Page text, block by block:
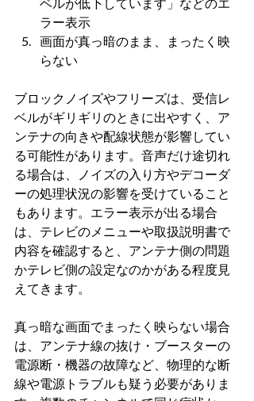
ラー表示
画面が真っ暗のまま、まったく映
らない
ブロックノイズやフリーズは、受信レ
ベルがギリギリのときに出やすく、ア
ンテナの向きや配線状態が影響してい
る可能性があります。音声だけ途切れ
る場合は、ノイズの入り方やデコーダ
ーの処理状況の影響を受けていること
もあります。エラー表示が出る場合
は、テレビのメニューや取扱説明書で
内容を確認すると、アンテナ側の問題
かテレビ側の設定なのかがある程度見
えてきます。
真っ暗な画面でまったく映らない場合
は、アンテナ線の抜け・ブースターの
電源断・機器の故障など、物理的な断
線や電源トラブルも疑う必要がありま